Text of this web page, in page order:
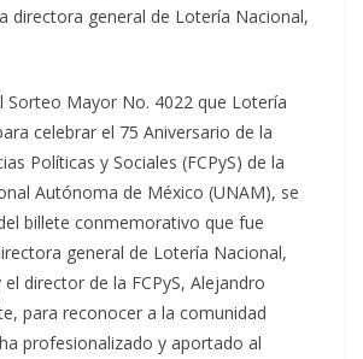
directora general de Lotería Nacional,
Sorteo Mayor No. 4022 que Lotería
celebrar el 75 Aniversario de la
Políticas y Sociales (FCPyS) de la
Autónoma de México (UNAM), se
billete conmemorativo que fue
general de Lotería Nacional,
director de la FCPyS, Alejandro
para reconocer a la comunidad
profesionalizado y aportado al